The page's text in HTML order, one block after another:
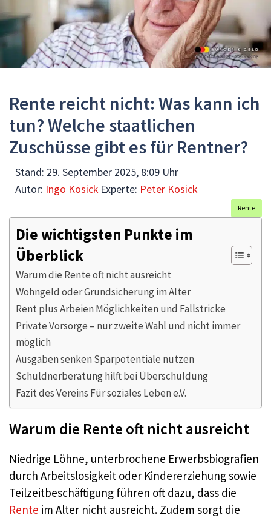
Rente reicht nicht: Was kann ich
tun? Welche staatlichen
Zuschüsse gibt es für Rentner?
Stand: 29. September 2025, 8:09 Uhr
Autor: Ingo Kosick Experte: Peter Kosick
Rente
Die wichtigsten Punkte im
Überblick
Warum die Rente oft nicht ausreicht
Wohngeld oder Grundsicherung im Alter
Rent plus Arbeien Möglichkeiten und Fallstricke
Private Vorsorge – nur zweite Wahl und nicht immer
möglich
Ausgaben senken Sparpotentiale nutzen
Schuldnerberatung hilft bei Überschuldung
Fazit des Vereins Für soziales Leben e.V.
Warum die Rente oft nicht ausreicht
Niedrige Löhne, unterbrochene Erwerbsbiografien
durch Arbeitslosigkeit oder Kindererziehung sowie
Teilzeitbeschäftigung führen oft dazu, dass die
Rente im Alter nicht ausreicht. Zudem sorgt die